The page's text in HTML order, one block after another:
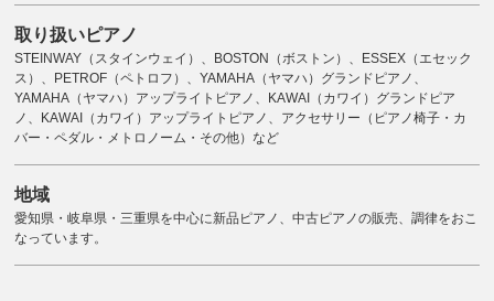
取り扱いピアノ
STEINWAY（スタインウェイ）、BOSTON（ボストン）、ESSEX（エセック
ス）、PETROF（ペトロフ）、YAMAHA（ヤマハ）グランドピアノ、
YAMAHA（ヤマハ）アップライトピアノ、KAWAI（カワイ）グランドピア
ノ、KAWAI（カワイ）アップライトピアノ、アクセサリー（ピアノ椅子・カ
バー・ペダル・メトロノーム・その他）など
地域
愛知県・岐阜県・三重県を中心に新品ピアノ、中古ピアノの販売、調律をおこ
なっています。